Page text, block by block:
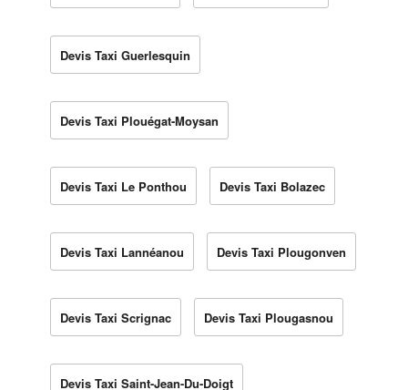
Devis Taxi Guerlesquin
Devis Taxi Plouégat-Moysan
Devis Taxi Le Ponthou Devis Taxi Bolazec
Devis Taxi Lannéanou Devis Taxi Plougonven
Devis Taxi Scrignac Devis Taxi Plougasnou
Devis Taxi Saint-Jean-Du-Doigt